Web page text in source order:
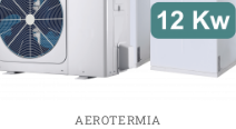
AEROTERMIA